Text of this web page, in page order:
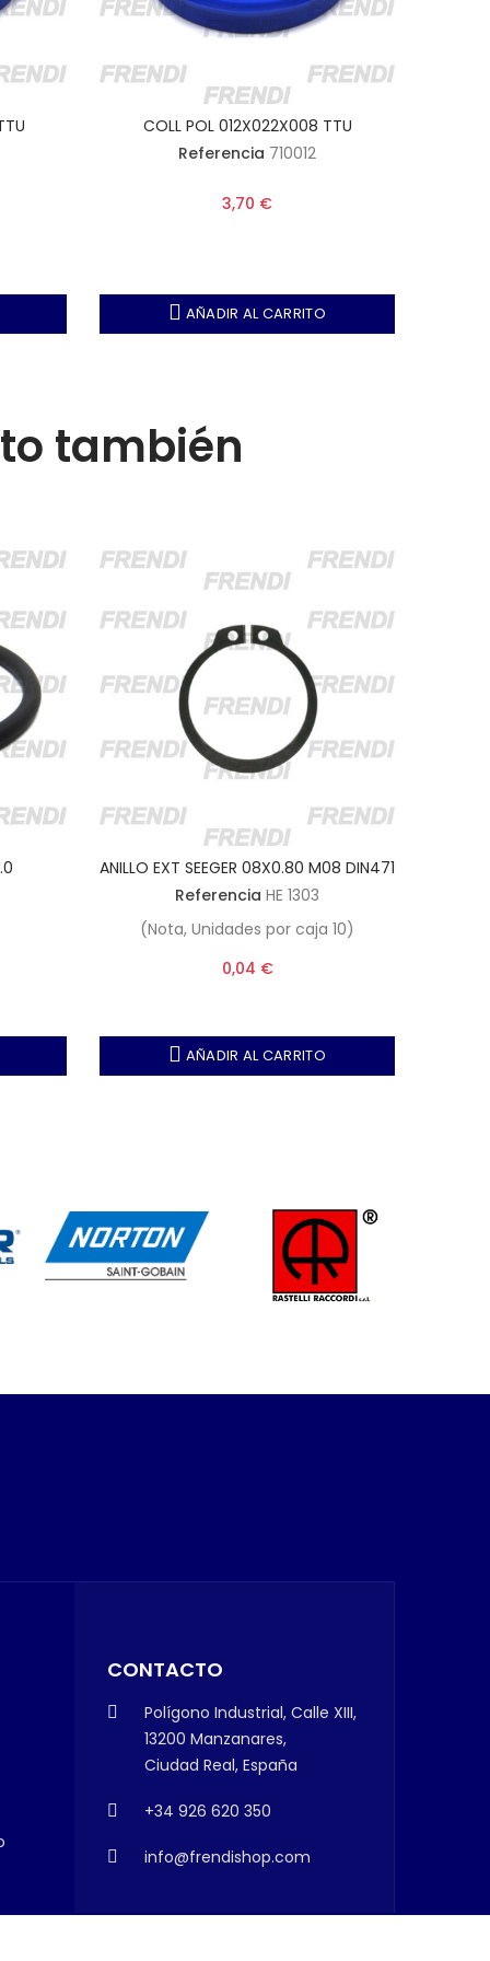
COLL POL 012X022X008 TTU
Referencia 710012
3,70 €
AÑADIR AL CARRITO
también
ANILLO EXT SEEGER 08X0.80 M08 DIN471
Referencia HE 1303
(Nota, Unidades por caja 10)
0,04 €
AÑADIR AL CARRITO
CONTACTO
Polígono Industrial, Calle XIII,
13200 Manzanares,
Ciudad Real, España
+34 926 620 350
info@frendishop.com